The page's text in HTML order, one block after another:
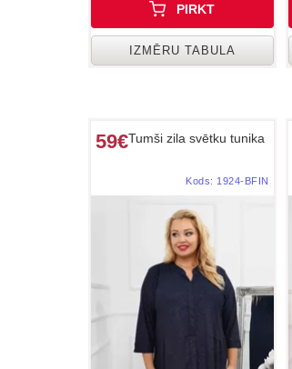
PIRKT
IZMĒRU TABULA
59€Tumši zila svētku tunika
Kods: 1924-BFIN